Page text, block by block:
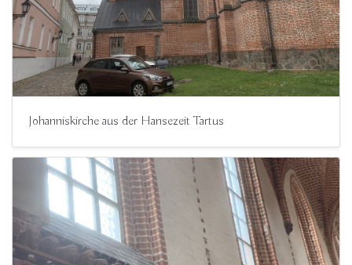
Johanniskirche aus der Hansezeit Tartus